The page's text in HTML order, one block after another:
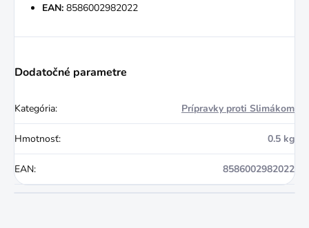
EAN: 8586002982022
Dodatočné parametre
Kategória: Prípravky proti Slimákom
Hmotnosť: 0.5 kg
EAN: 8586002982022